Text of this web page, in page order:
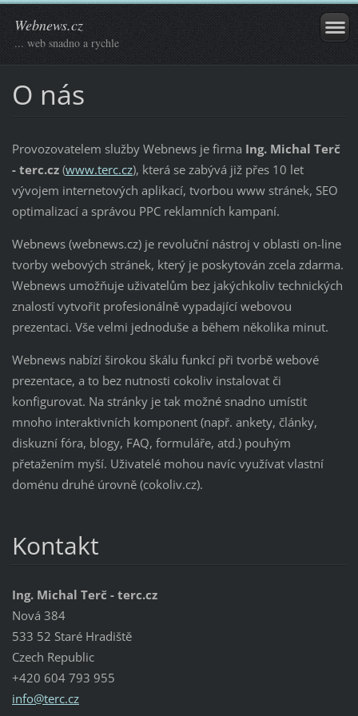
Webnews.cz
... web snadno a rychle
O nás
Provozovatelem služby Webnews je firma Ing. Michal Terč
- terc.cz(www.terc.cz), která se zabývá již přes 10 let
vývojem internetových aplikací, tvorbou www stránek, SEO
optimalizací a správou PPC reklamních kampaní.
Webnews (webnews.cz) je revoluční nástroj v oblasti on-line
tvorby webových stránek, který je poskytován zcela zdarma.
Webnews umožňuje uživatelům bez jakýchkoliv technických
znalostí vytvořit profesionálně vypadající webovou
prezentaci. Vše velmi jednoduše a během několika minut.
Webnews nabízí širokou škálu funkcí při tvorbě webové
prezentace, a to bez nutnosti cokoliv instalovat či
konfigurovat. Na stránky je tak možné snadno umístit
mnoho interaktivních komponent (např. ankety, články,
diskuzní fóra, blogy, FAQ, formuláře, atd.) pouhým
přetažením myší. Uživatelé mohou navíc využívat vlastní
doménu druhé úrovně (cokoliv.cz).
Kontakt
Ing. Michal Terč - terc.cz
Nová 384
533 52 Staré Hradiště
Czech Republic
+420 604 793 955
info@terc.cz